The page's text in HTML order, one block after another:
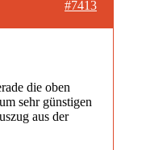
#7413
die oben
sehr günstigen
aus der